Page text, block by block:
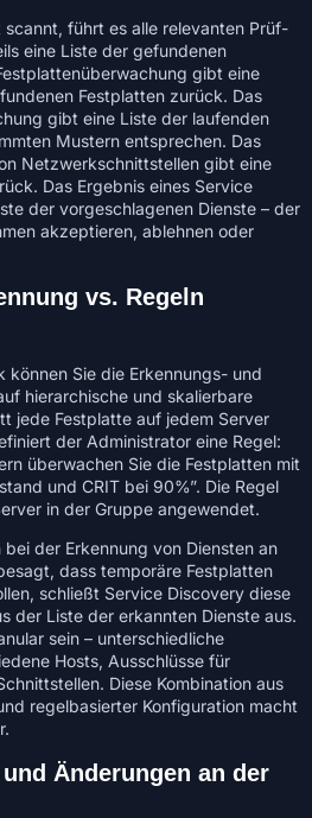
scannt, führt es alle relevanten Prüf-
eine Liste der gefundenen
gibt eine
Festplatten zurück. Das
gibt eine Liste der laufenden
Mustern entsprechen. Das
Netzwerkschnittstellen gibt eine
Das Ergebnis eines Service
der vorgeschlagenen Dienste – der
akzeptieren, ablehnen oder
vs. Regeln
können Sie die Erkennungs- und
hierarchische und skalierbare
jede Festplatte auf jedem Server
der Administrator eine Regel:
überwachen Sie die Festplatten mit
und CRIT bei 90%”. Die Regel
in der Gruppe angewendet.
der Erkennung von Diensten an
dass temporäre Festplatten
schließt Service Discovery diese
der Liste der erkannten Dienste aus.
sein – unterschiedliche
Hosts, Ausschlüsse für
Diese Kombination aus
regelbasierter Konfiguration macht
Änderungen an der